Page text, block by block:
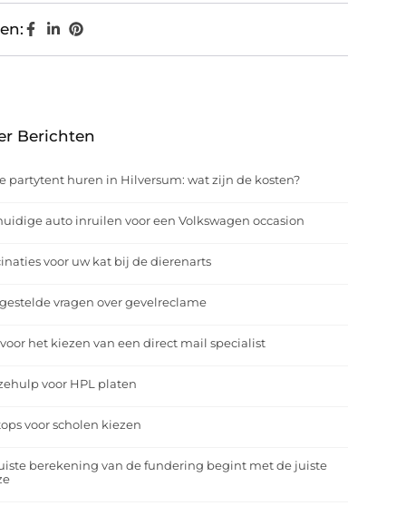
Berichten
partytent huren in Hilversum: wat zijn de kosten?
auto inruilen voor een Volkswagen occasion
voor uw kat bij de dierenarts
vragen over gevelreclame
voor het kiezen van een direct mail specialist
voor HPL platen
voor scholen kiezen
berekening van de fundering begint met de juiste